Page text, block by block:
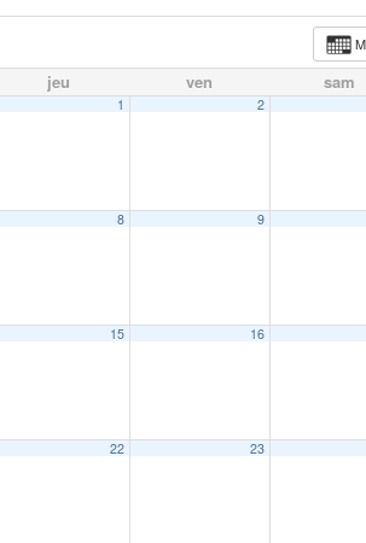
jeu ven sam
1 2
8 9
15 16
22 23